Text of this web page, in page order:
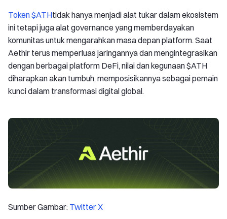
Token $ATHtidak hanya menjadi alat tukar dalam ekosistem
ini tetapi juga alat governance yang memberdayakan
komunitas untuk mengarahkan masa depan platform. Saat
Aethir terus memperluas jaringannya dan mengintegrasikan
dengan berbagai platform DeFi, nilai dan kegunaan $ATH
diharapkan akan tumbuh, memposisikannya sebagai pemain
kunci dalam transformasi digital global.
Sumber Gambar: Twitter X